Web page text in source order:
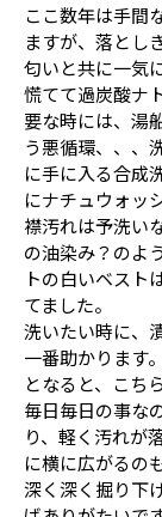
ここ数年は手間
ますが、落とし
匂いと共に一気
慌てて過炭酸ナ
要な時には、湯
う悪循環、、、
に手に入る合成
にナチュウォッ
襟汚れは予洗い
の油染み？のよ
トの白いベスト
てました。
洗いたい時に、
一番助かります
となると、こち
毎日毎日の事な
り、軽く汚れが
に横に広がるの
深く深く掘り下